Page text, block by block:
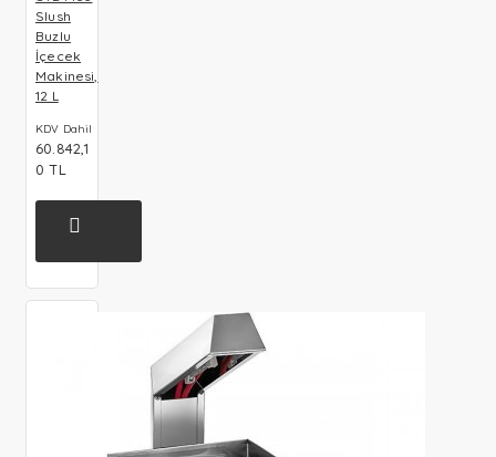
Slush
Buzlu
İçecek
Makinesi,
12 L
KDV Dahil
60.842,1
0 TL